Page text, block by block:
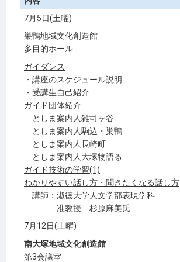
7月5日(土曜)
巣鴨地域文化創造館
多目的ホール
ガイダンス
・講座のスケジュール説明
・受講生自己紹介
ガイド団体紹介
としま案内人雑司ヶ谷
としま案内人駒込・巣鴨
としま案内人長崎町
としま案内人大塚物語る
ガイド技術の学習(1)
わかりやすい話し方・聞きたくなる話し方
講師：淑徳大学人文学部表現学科
准教授 杉原麻美氏
7月12日(土曜)
南大塚地域文化創造館
第3会議室